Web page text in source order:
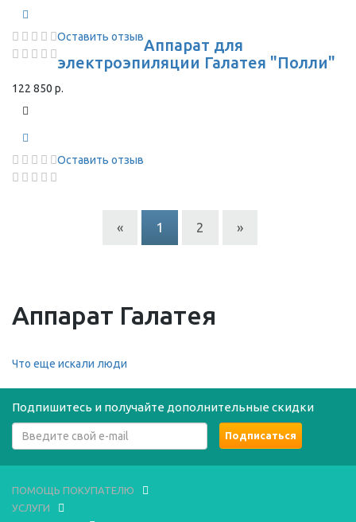
Оставить отзывАппарат для
электроэпиляции Галатея "Полли"
122 850 р.
Оставить отзыв
« 1 2 »
Аппарат Галатея
Что еще искали люди
Подпишитесь и получайте дополнительные скидки
ПОМОЩЬ ПОКУПАТЕЛЮ
УСЛУГИ